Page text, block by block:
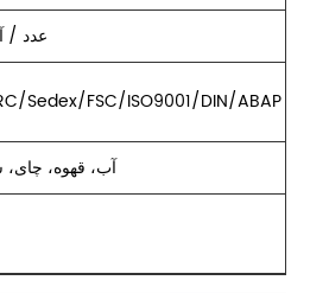
100،000
Sedex/FSC/ISO9001/DIN/ABAP
آب، قهوه، چای،